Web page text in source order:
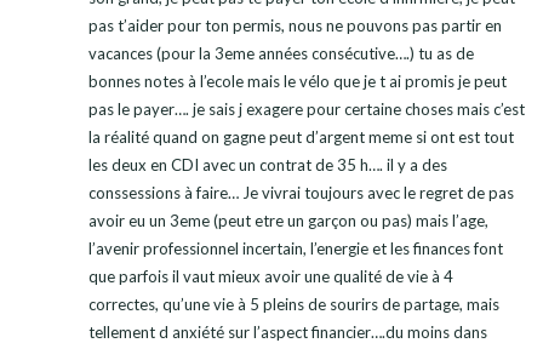
pas t’aider pour ton permis, nous ne pouvons pas partir en
vacances (pour la 3eme années consécutive….) tu as de
bonnes notes à l’ecole mais le vélo que je t ai promis je peut
pas le payer…. je sais j exagere pour certaine choses mais c’est
la réalité quand on gagne peut d’argent meme si ont est tout
les deux en CDI avec un contrat de 35 h…. il y a des
conssessions à faire… Je vivrai toujours avec le regret de pas
avoir eu un 3eme (peut etre un garçon ou pas) mais l’age,
l’avenir professionnel incertain, l’energie et les finances font
que parfois il vaut mieux avoir une qualité de vie à 4
correctes, qu’une vie à 5 pleins de sourirs de partage, mais
tellement d anxiété sur l’aspect financier….du moins dans